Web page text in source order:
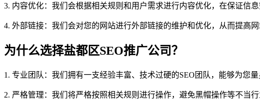
3. 内容优化：我们会根据相关规则和用户需求进行内容优化，在保证信
4. 外部链接：我们会对您的网站进行外部链接的维护和优化，从而提高网
为什么选择盐都区SEO推广公司？
1. 专业团队：我们拥有一支经验丰富、技术过硬的SEO团队，能够为您量
2. 严格管理：我们将严格按照相关规则进行操作，避免黑帽操作等不当